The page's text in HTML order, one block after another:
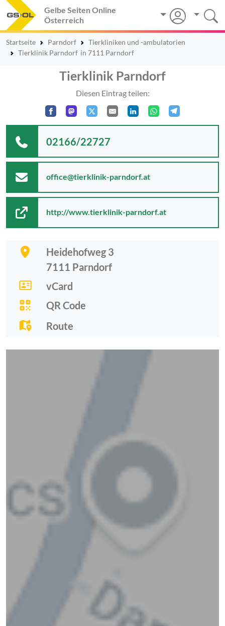
Gelbe Seiten Online
Österreich
Startseite Parndorf
Tierkliniken und -ambulatorien
Tierklinik Parndorf in 7111 Parndorf
Tierklinik Parndorf
Diesen Eintrag teilen:
Heidehofweg 3
7111 Parndorf
vCard
QR Code
Route
02166/22727
office@tierklinik-parndorf.at
http://www.tierklinik-parndorf.at